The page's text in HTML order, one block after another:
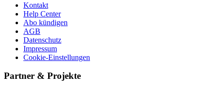
Kontakt
Help Center
Abo kündigen
AGB
Datenschutz
Impressum
Cookie-Einstellungen
Partner & Projekte